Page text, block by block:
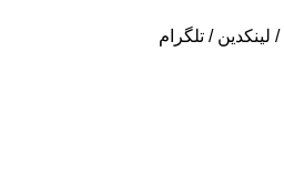
/ لینکدین / تلگرام